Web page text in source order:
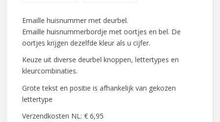
Emaille huisnummer met deurbel.
Emaille huisnummerbordje met oortjes en bel. De
oortjes krijgen dezelfde kleur als u cijfer.
Keuze uit diverse deurbel knoppen, lettertypes en
kleurcombinaties.
Grote tekst en positie is afhankelijk van gekozen
lettertype
Verzendkosten NL: € 6,95